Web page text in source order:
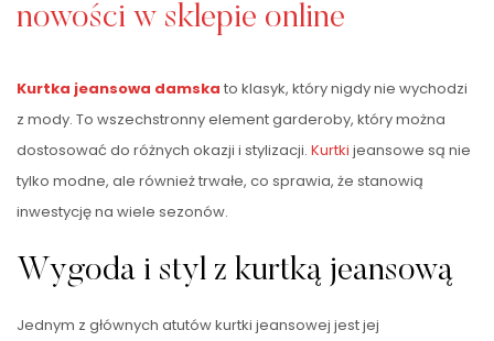
nowości w sklepie online
Kurtka jeansowa damska to klasyk, który nigdy nie wychodzi
z mody. To wszechstronny element garderoby, który można
dostosować do różnych okazji i stylizacji. Kurtki jeansowe są nie
tylko modne, ale również trwałe, co sprawia, że stanowią
inwestycję na wiele sezonów.
Wygoda i styl z kurtką jeansową
Jednym z głównych atutów kurtki jeansowej jest jej